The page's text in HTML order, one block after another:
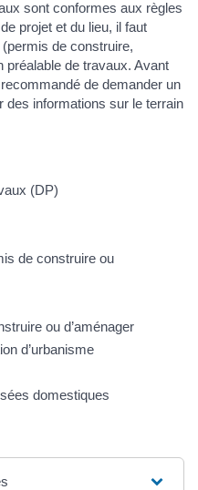
sont conformes aux règles
projet et du lieu, il faut
de construire,
préalable de travaux. Avant
de demander un
des informations sur le terrain
(DP)
de construire ou
ou d’aménager
d’urbanisme
domestiques